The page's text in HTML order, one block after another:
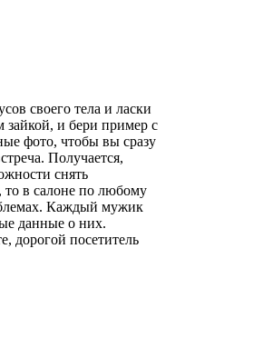
своего тела и ласки
зайкой, и бери пример с
фото, чтобы вы сразу
Получается,
снять
то в салоне по любому
Каждый мужик
данные о них.
дорогой посетитель